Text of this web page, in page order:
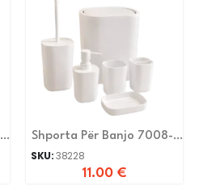
Shporta Për Banjo 7008-
6-White
SKU:38228
11.00 €